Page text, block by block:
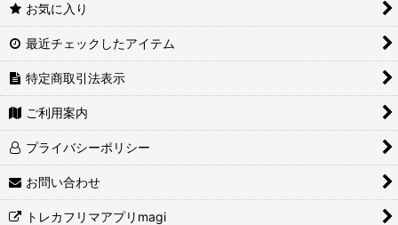
お気に入り
最近チェックしたアイテム
特定商取引法表示
ご利用案内
プライバシーポリシー
お問い合わせ
トレカフリマアプリmagi